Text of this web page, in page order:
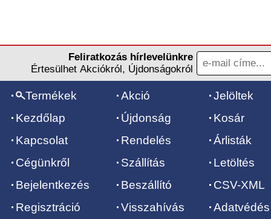
Feliratkozás hírlevelünkre
Értesülhet Akciókról, Újdonságokról
Termékek
Kezdőlap
Kapcsolat
Cégünkről
Bejelentkezés
Regisztráció
Akció
Újdonság
Rendelés
Szállítás
Beszállító
Visszahívás
Jelöltek
Kosár
Árlisták
Letöltés
CSV-XML
Adatvédés